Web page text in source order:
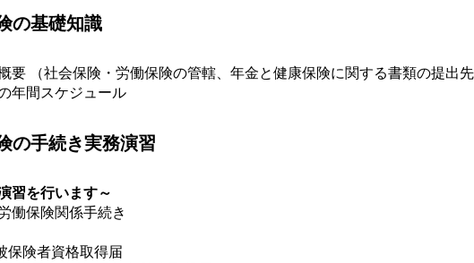
の基礎知識
（社会保険・労働保険の管轄、年金と健康保険に関する書類の提出先
年間スケジュール
の手続き実務演習
習を行います～
働保険関係手続き
険者資格取得届